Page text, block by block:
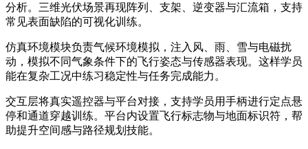
分析。三维光伏场景再现阵列、支架、逆变器与汇流箱，支持
常见表面缺陷的可视化训练。
仿真环境模块负责气候环境模拟，注入风、雨、雪与电磁扰
动，模拟不同气象条件下的飞行姿态与传感器表现。这样学员
能在复杂工况中练习稳定性与任务完成能力。
交互层将真实遥控器与平台对接，支持学员用手柄进行定点悬
停和通道穿越训练。平台内设置飞行标志物与地面标识符，帮
助提升空间感与路径规划技能。